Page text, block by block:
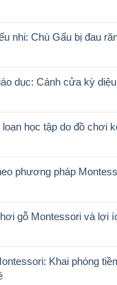
nhi: Chú Gấu bị đau
dục: Cánh cửa kỳ
loạn học tập do đồ chơi
phương pháp
gỗ Montessori và lợi
Khai phóng